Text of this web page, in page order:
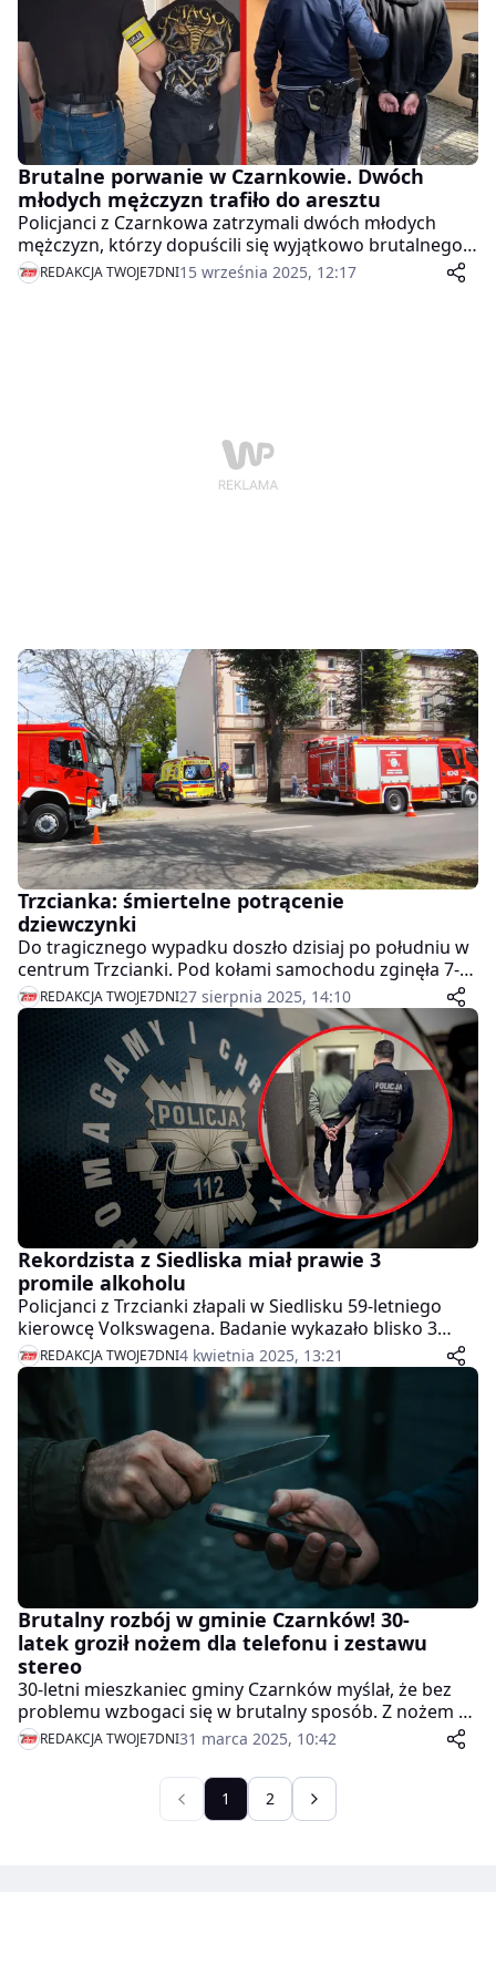
Brutalne porwanie w Czarnkowie. Dwóch
młodych mężczyzn trafiło do aresztu
Policjanci z Czarnkowa zatrzymali dwóch młodych
mężczyzn, którzy dopuścili się wyjątkowo brutalnego
przestępstwa. 17- i 18-latek bezprawnie pozbawili
wolności mieszkańca powiatu, zakuli go w kajdanki, a
REDAKCJA TWOJE7DNI15 września 2025, 12:17
Trzcianka: śmiertelne potrącenie
dziewczynki
Do tragicznego wypadku doszło dzisiaj po południu w
centrum Trzcianki. Pod kołami samochodu zginęła 7-
letnia dziewczynka.
REDAKCJA TWOJE7DNI27 sierpnia 2025, 14:10
Rekordzista z Siedliska miał prawie 3
promile alkoholu
Policjanci z Trzcianki złapali w Siedlisku 59-letniego
kierowcę Volkswagena. Badanie wykazało blisko 3
promile alkoholu w organizmie. Mężczyzna miał
dodatkowo aktywny zakaz prowadzenia pojazdów,
nałożony za wcześniejszą jazdę po pijaku.
REDAKCJA TWOJE7DNI4 kwietnia 2025, 13:21
Brutalny rozbój w gminie Czarnków! 30-
latek groził nożem dla telefonu i zestawu
stereo
30-letni mieszkaniec gminy Czarnków myślał, że bez
problemu wzbogaci się w brutalny sposób. Z nożem w
ręku groził innemu mężczyźnie, żądając telefonu
komórkowego i zestawu stereo. Jednak już tego
samego dnia wpadł w ręce policji!
REDAKCJA TWOJE7DNI31 marca 2025, 10:42
1 2